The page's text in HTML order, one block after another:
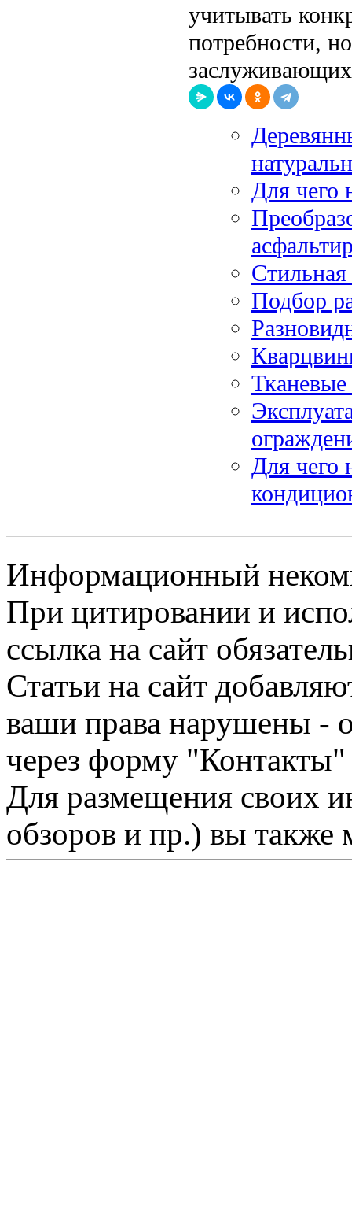
учитывать
потребности,
Для чего
Подбор
Для чего
Информационный
При цитировании и
ссылка на сайт
Статьи на сайт
ваши права нарушены -
через форму "Контакты"
Для размещения своих
обзоров и пр.) вы также